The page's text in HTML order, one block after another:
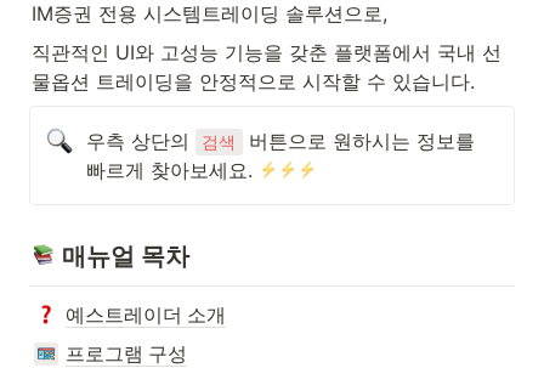
IM증권 전용 시스템트레이딩 솔루션으로,
직관적인 UI와 고성능 기능을 갖춘 플랫폼에서 국내 선
물옵션 트레이딩을 안정적으로 시작할 수 있습니다.
우측 상단의 검색
버튼으로 원하시는 정보를
빠르게 찾아보세요.
매뉴얼 목차
예스트레이더 소개
프로그램 구성